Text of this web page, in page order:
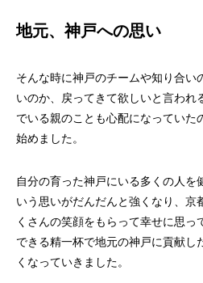
地元、神戸への思い
そんな時に神戸のチームや知り合い
いのか、戻ってきて欲しいと言われ
でいる親のことも心配になっていた
始めました。
自分の育った神戸にいる多くの人を
いう思いがだんだんと強くなり、京
くさんの笑顔をもらって幸せに思
できる精一杯で地元の神戸に貢献し
くなっていきました。